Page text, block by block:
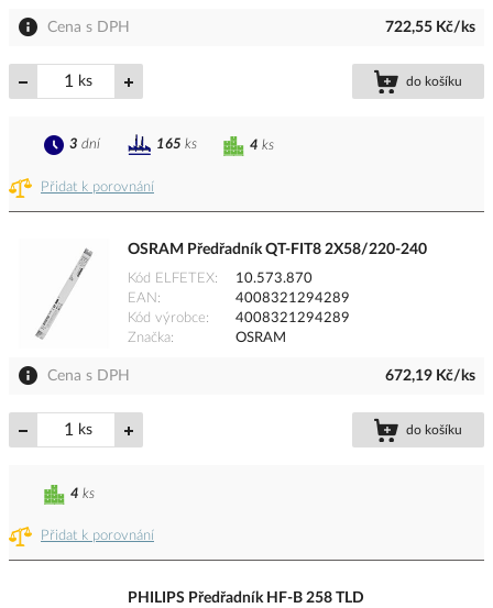
Cena s DPH 722,55 Kč/ks
ks do košíku
Přidat k porovnání
4 ks
3 dní 165 ks
OSRAM Předřadník QT-FIT8 2X58/220-240
Kód ELFETEX
10.573.870
EAN
4008321294289
Kód výrobce
4008321294289
Značka
OSRAM
Cena s DPH 672,19 Kč/ks
ks do košíku
Přidat k porovnání
4 ks
PHILIPS Předřadník HF-B 258 TLD